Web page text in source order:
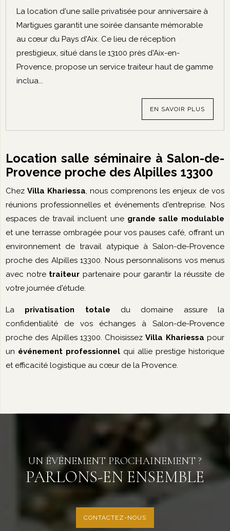
La location d'une salle privatisée pour anniversaire à
Martigues garantit une soirée dansante mémorable
au cœur du Pays d'Aix. Ce lieu de réception
prestigieux, situé dans le 13100 près d'Aix-en-
Provence, propose un service traiteur haut de gamme
inclua...
EN SAVOIR PLUS
Location salle séminaire à Salon-de-
Provence proche des Alpilles 13300
ChezVilla Khariessa, nous comprenons les enjeux de vos
réunions professionnelles et événements d'entreprise. Nos
espaces de travail incluent une grande salle modulable
et une terrasse ombragée pour vos pauses café, offrant un
environnement de travail atypique à Salon-de-Provence
proche des Alpilles 13300. Nous personnalisons vos menus
avec notre traiteur partenaire pour garantir la réussite de
votre journée d'étude.
La privatisation totale du domaine assure la
confidentialité de vos échanges à Salon-de-Provence
proche des Alpilles 13300. ChoisissezVilla Khariessa pour
un événement professionnel qui allie prestige historique
et efficacité logistique au cœur de la Provence.
UN ÉVÉNEMENT PROCHAINEMENT ?
PARLONS-EN ENSEMBLE
CONTACTEZ-NOUS